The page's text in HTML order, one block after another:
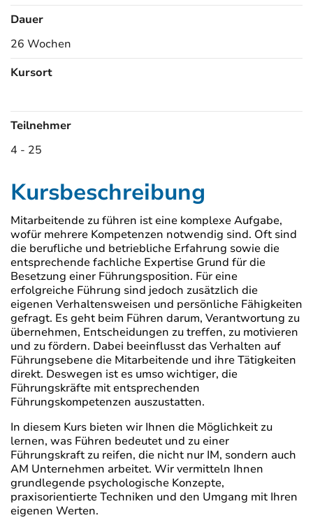
Dauer
26 Wochen
Kursort
Teilnehmer
4 - 25
Kursbeschreibung
Mitarbeitende zu führen ist eine komplexe Aufgabe,
wofür mehrere Kompetenzen notwendig sind. Oft sind
die berufliche und betriebliche Erfahrung sowie die
entsprechende fachliche Expertise Grund für die
Besetzung einer Führungsposition. Für eine
erfolgreiche Führung sind jedoch zusätzlich die
eigenen Verhaltensweisen und persönliche Fähigkeiten
gefragt. Es geht beim Führen darum, Verantwortung zu
übernehmen, Entscheidungen zu treffen, zu motivieren
und zu fördern. Dabei beeinflusst das Verhalten auf
Führungsebene die Mitarbeitende und ihre Tätigkeiten
direkt. Deswegen ist es umso wichtiger, die
Führungskräfte mit entsprechenden
Führungskompetenzen auszustatten.
In diesem Kurs bieten wir Ihnen die Möglichkeit zu
lernen, was Führen bedeutet und zu einer
Führungskraft zu reifen, die nicht nur IM, sondern auch
AM Unternehmen arbeitet. Wir vermitteln Ihnen
grundlegende psychologische Konzepte,
praxisorientierte Techniken und den Umgang mit Ihren
eigenen Werten.